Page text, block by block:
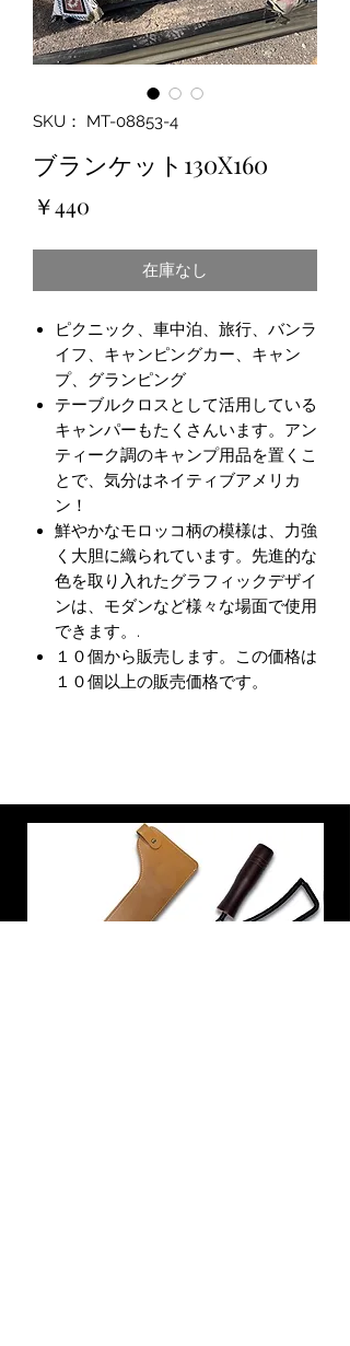
SKU： MT-08853-4
ブランケット130X160
￥440
在庫なし
ピクニック、車中泊、旅行、バンラ
イフ、キャンピングカー、キャン
プ、グランピング
テーブルクロスとして活用している
キャンパーもたくさんいます。アン
ティーク調のキャンプ用品を置くこ
とで、気分はネイティブアメリカ
ン！
鮮やかなモロッコ柄の模様は、力強
く大胆に織られています。先進的な
色を取り入れたグラフィックデザイ
ンは、モダンなど様々な場面で使用
できます。.
１０個から販売します。この価格は
１０個以上の販売価格です。